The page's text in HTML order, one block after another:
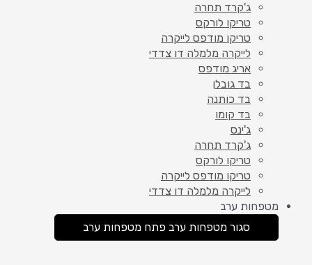
ג'קרד תחרה
טריקו לורקס
טריקו מודפס לייקרה
לייקרה מלמלה דו צדדי
אריג מודפס
בד גובלן
בד כותנה
בד קומו
ג'ינס
ג'קרד תחרה
טריקו לורקס
טריקו מודפס לייקרה
לייקרה מלמלה דו צדדי
מטפחות ערב
סגור מטפחות ערב פתח מטפחות ערב